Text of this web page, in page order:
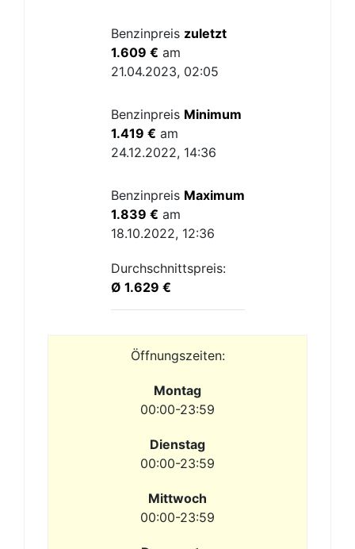
Benzinpreis zuletzt
1.609 € am
21.04.2023, 02:05
Benzinpreis Minimum
1.419 € am
24.12.2022, 14:36
Benzinpreis Maximum
1.839 € am
18.10.2022, 12:36
Durchschnittspreis:
Ø 1.629 €
Öffnungszeiten:
Montag
00:00-23:59
Dienstag
00:00-23:59
Mittwoch
00:00-23:59